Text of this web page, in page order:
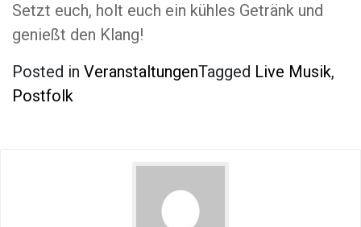
Setzt euch, holt euch ein kühles Getränk und
genießt den Klang!
Posted in VeranstaltungenTagged Live Musik,
Postfolk